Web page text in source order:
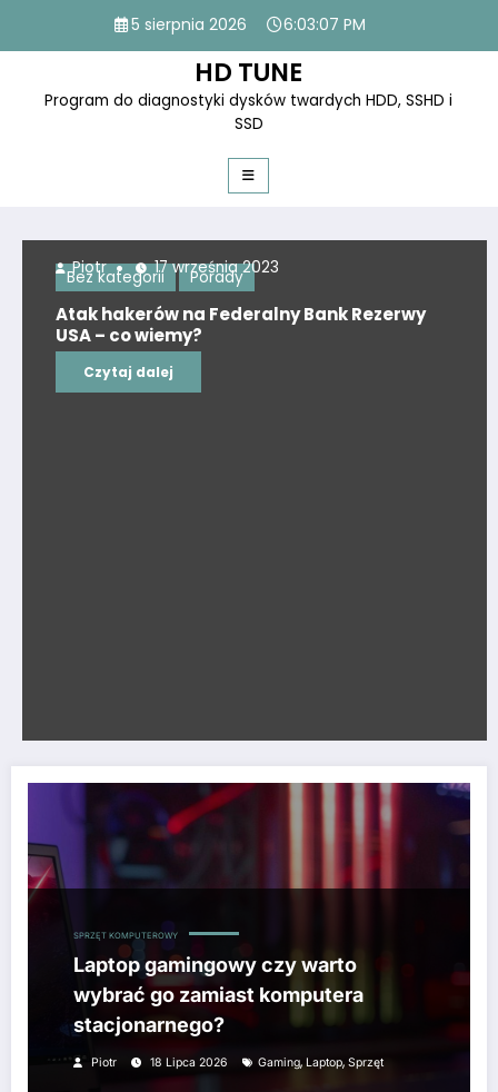
content
5 sierpnia 2026 6:03:08 PM
HD TUNE
Program do diagnostyki dysków twardych HDD, SSHD i
SSD
Rezerwy
Bez kategorii
Uważaj, co udostępniasz na
Piotr
SPRZĘT KOMPUTEROWY
Laptop gamingowy czy warto
wybrać go zamiast komputera
stacjonarnego?
Piotr 18 Lipca 2026 Gaming, Laptop, Sprzęt